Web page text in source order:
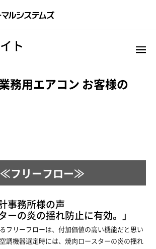
務用エアコン お客様の
≪フリーフロー≫
事務所様の声
ーの炎の揺れ防止に有効。」
フリーフローは、付加価値の高い機能だと思い
調機器選定時には、焼肉ロースターの炎の揺れ